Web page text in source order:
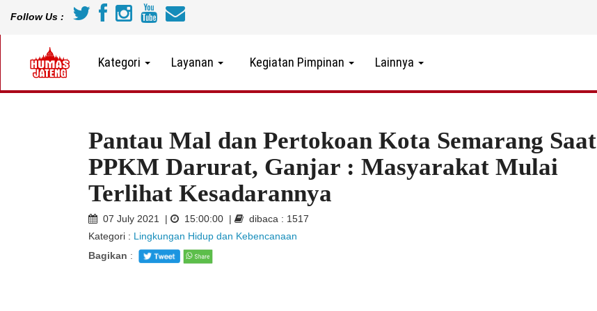
Follow Us :
Kategori Layanan Kegiatan Pimpinan Lainnya
Pantau Mal dan Pertokoan Kota Semarang Saat
PPKM Darurat, Ganjar : Masyarakat Mulai
Terlihat Kesadarannya
07 July 2021 | 15:00:00 |
dibaca : 1517
Kategori : Lingkungan Hidup dan Kebencanaan
Bagikan :